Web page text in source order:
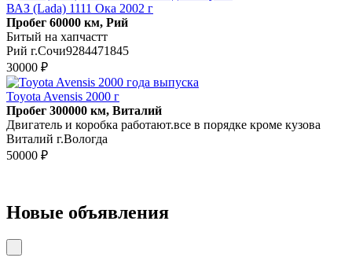
ВАЗ (Lada) 1111 Ока 2002 г
Пробег 60000 км, Рий
Битый на хапчастт
Рий г.Сочи9284471845
30000 ₽
Toyota Avensis 2000 г
Пробег 300000 км, Виталий
Двигатель и коробка работают.все в порядке кроме кузова
Виталий г.Вологда
50000 ₽
Новые объявления